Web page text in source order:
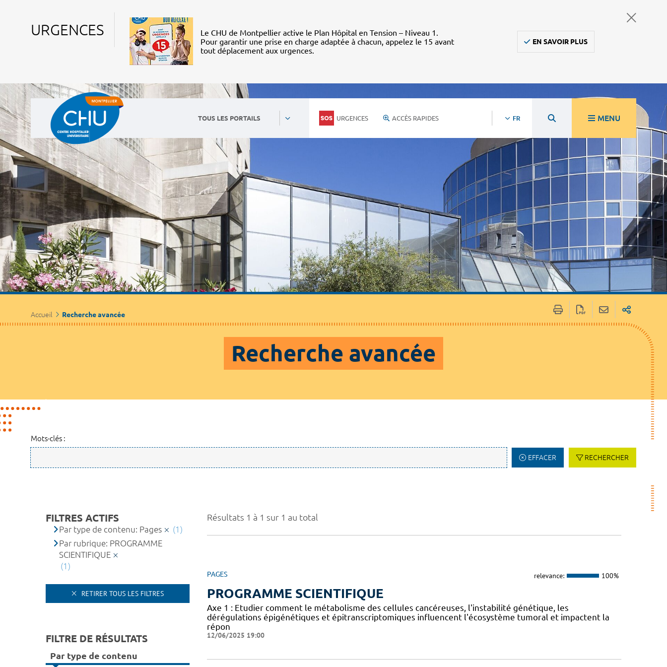
URGENCES
Le CHU de Montpellier active le Plan Hôpital en Tension – Niveau 1.
Pour garantir une prise en charge adaptée à chacun, appelez le 15 avant
tout déplacement aux urgences.
EN SAVOIR PLUS
TOUS LES PORTAILS URGENCES ACCÈS RAPIDES FR MENU
Accueil Recherche avancée
Recherche avancée
Mots-clés :
EFFACER RECHERCHER
Résultats 1 à 1 sur 1 au total
PAGES relevance: 100%
PROGRAMME SCIENTIFIQUE
Axe 1 : Etudier comment le métabolisme des cellules cancéreuses, l'instabilité génétique, les
dérégulations épigénétiques et épitranscriptomiques influencent l'écosystème tumoral et impactent la
répon
12/06/2025 19:00
FILTRES ACTIFS
Par type de contenu: Pages
(1)
Par rubrique: PROGRAMME
SCIENTIFIQUE
(1)
RETIRER TOUS LES FILTRES
FILTRE DE RÉSULTATS
Par type de contenu